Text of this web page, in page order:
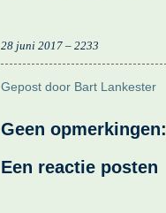
28 juni 2017 – 2233
Gepost door Bart Lankester
Geen opmerkingen:
Een reactie posten